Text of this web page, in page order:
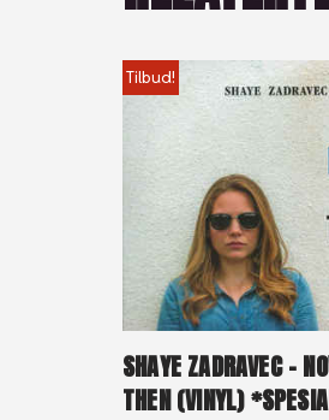
Tilbud!
SHAYE ZADRAVEC –
THEN (VINYL)